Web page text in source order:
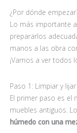
¿Por dónde
Lo más importante
prepararlos
manos a las obra
¡Vamos a ver todos
Paso 1: Limpiar y lijar
El primer paso es el
muebles antiguos.
húmedo con una